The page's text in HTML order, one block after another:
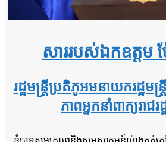
សាររបស់ឯកឧត្តម
រដ្ឋមន្ត្រីប្រតិភូអមនាយករដ្ឋមន្
ភាពអ្នកនាំពាក្យរាជរ